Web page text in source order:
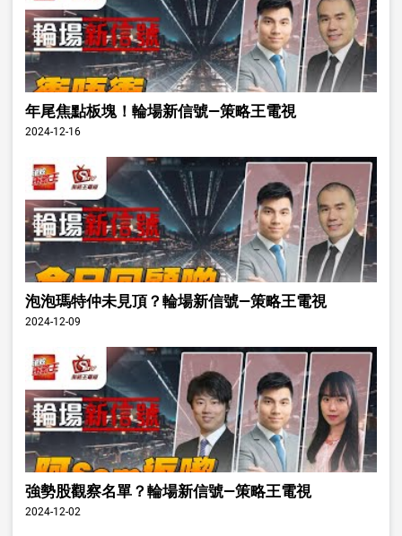
年尾焦點板塊！輪場新信號—策略王電視
2024-12-16
泡泡瑪特仲未見頂？輪場新信號—策略王電視
2024-12-09
強勢股觀察名單？輪場新信號—策略王電視
2024-12-02